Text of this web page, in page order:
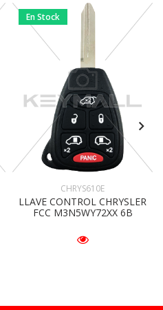
En Stock
CHRYS610E
LLAVE CONTROL CHRYSLER
FCC M3N5WY72XX 6B